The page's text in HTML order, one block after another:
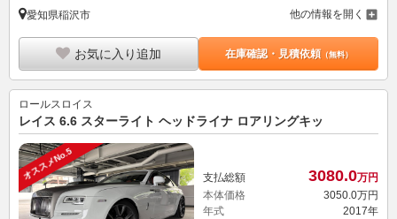
愛知県稲沢市 他の情報を開く
お気に入り追加 在庫確認・見積依頼（無料）
ロールスロイス
レイス 6.6 スターライト ヘッドライナ ロアリングキッ
オススメNo.5 支払総額 3080.0万円
本体価格
3050.0万円
年式
2017年